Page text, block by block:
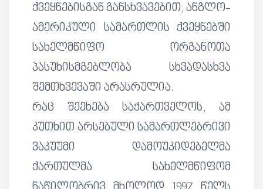
ქვეყნებისგან განსხვავებით, ანგლო-
ამერიკული სამართლის ქვეყნებში
სახელმწიფო ორგანოთა
პასუხისმგებლობა სხვადასხვა
შემთხვევაში არასრულია.
რაც შეეხება საქართველოს, ამ
კუთხით არსებული სამართლებრივი
ვაკუუმი დამოუკიდებელმა
ქართულმა სახელმწიფომ